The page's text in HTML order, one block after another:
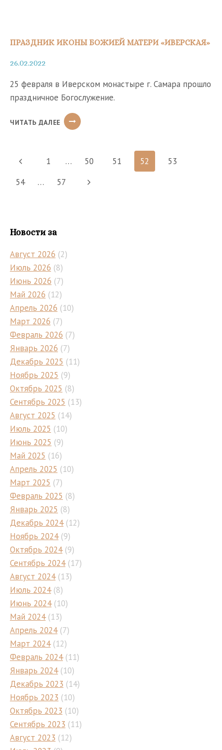
ПРАЗДНИК ИКОНЫ БОЖИЕЙ МАТЕРИ «ИВЕРСКАЯ»
26.02.2022
25 февраля в Иверском монастыре г. Самара прошло
праздничное Богослужение.
ЧИТАТЬ ДАЛЕЕ
ПРАЗДНИК
ИКОНЫ
«ИВЕРСКАЯ»
Навигация
по
Предыдущая
страница
1 … 50 51 52
53
54
… 57
Следующая
Новости за
Август 2026 (2)
Июль 2026 (8)
Июнь 2026 (7)
Май 2026 (12)
Апрель 2026 (10)
Март 2026 (7)
Февраль 2026 (7)
Январь 2026 (7)
Декабрь 2025 (11)
Ноябрь 2025 (9)
Октябрь 2025 (8)
Сентябрь 2025 (13)
Август 2025 (14)
Июль 2025 (10)
Июнь 2025 (9)
Май 2025 (16)
Апрель 2025 (10)
Март 2025 (7)
Февраль 2025 (8)
Январь 2025 (8)
Декабрь 2024(12)
Ноябрь 2024(9)
Октябрь 2024(9)
Сентябрь 2024(17)
Август 2024(13)
Июль 2024(8)
Июнь 2024(10)
Май 2024(13)
Апрель 2024(7)
Март 2024(12)
Февраль 2024(11)
Январь 2024(10)
Декабрь 2023 (14)
Ноябрь 2023 (10)
Октябрь 2023 (10)
Сентябрь 2023 (11)
Август 2023 (12)